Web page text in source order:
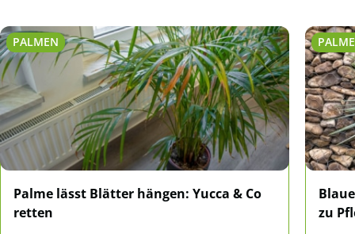
PALMEN
Palme lässt Blätter hängen: Yucca & Co
retten
zu